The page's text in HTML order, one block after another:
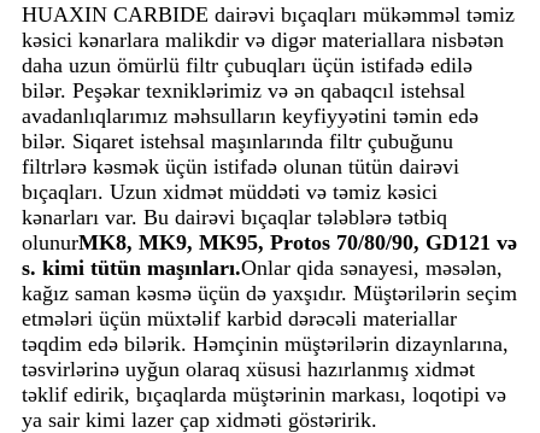
HUAXIN CARBIDE dairəvi bıçaqları mükəmməl təmiz
kəsici kənarlara malikdir və digər materiallara nisbətən
daha uzun ömürlü filtr çubuqları üçün istifadə edilə
bilər. Peşəkar texniklərimiz və ən qabaqcıl istehsal
avadanlıqlarımız məhsulların keyfiyyətini təmin edə
bilər. Siqaret istehsal maşınlarında filtr çubuğunu
filtrlərə kəsmək üçün istifadə olunan tütün dairəvi
bıçaqları. Uzun xidmət müddəti və təmiz kəsici
kənarları var. Bu dairəvi bıçaqlar tələblərə tətbiq
olunurMK8, MK9, MK95, Protos 70/80/90, GD121 və
s. kimi tütün maşınları.Onlar qida sənayesi, məsələn,
kağız saman kəsmə üçün də yaxşıdır. Müştərilərin seçim
etmələri üçün müxtəlif karbid dərəcəli materiallar
təqdim edə bilərik. Həmçinin müştərilərin dizaynlarına,
təsvirlərinə uyğun olaraq xüsusi hazırlanmış xidmət
təklif edirik, bıçaqlarda müştərinin markası, loqotipi və
ya sair kimi lazer çap xidməti göstəririk.